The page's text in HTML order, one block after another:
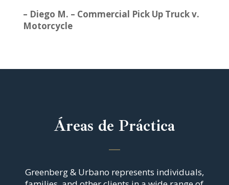
– Diego M. – Commercial Pick Up Truck v.
Motorcycle
Áreas de Práctica
Greenberg & Urbano represents individuals,